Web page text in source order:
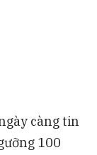
càng tin
100